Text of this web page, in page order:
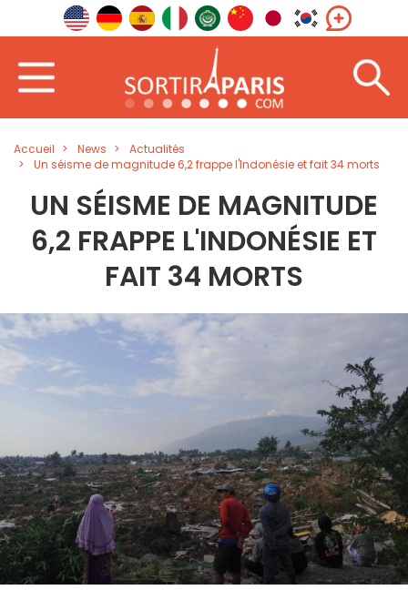
Accueil News
Actualités
Un séisme de magnitude 6,2 frappe l'Indonésie et fait 34 morts
UN SÉISME DE MAGNITUDE
6,2 FRAPPE L'INDONÉSIE ET
FAIT 34 MORTS